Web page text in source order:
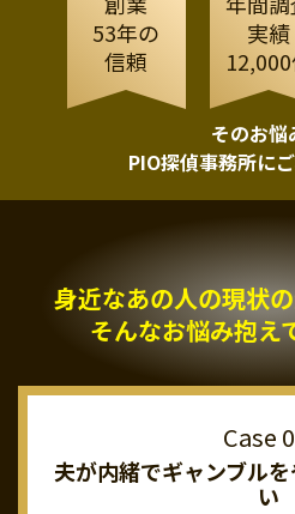
53年の
信頼
実績
そのお悩
PIO探偵事務所に
身近なあの人の現状
そんなお悩み抱え
夫が内緒でギャンブルを
い